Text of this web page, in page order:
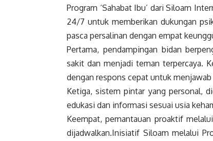
Program ‘Sahabat Ibu’ dari Siloam
24/7 untuk memberikan dukungan
pasca persalinan dengan empat
Pertama, pendampingan bidan
sakit dan menjadi teman terpercaya.
dengan respons cepat untuk
Ketiga, sistem pintar yang personal,
edukasi dan informasi sesuai usia
Keempat, pemantauan proaktif
dijadwalkan.Inisiatif Siloam melalui